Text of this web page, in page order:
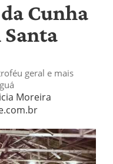
Cunha
Santa
geral e mais
Moreira